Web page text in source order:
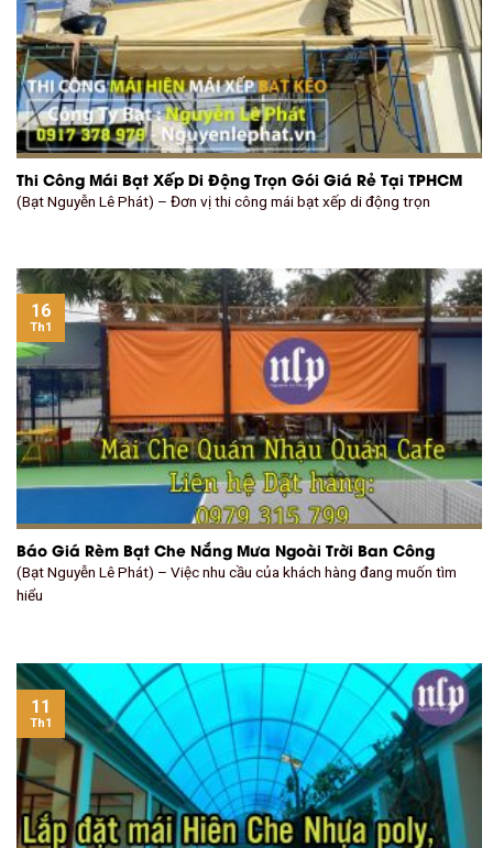
Thi Công Mái Bạt Xếp Di Động Trọn Gói Giá Rẻ Tại TPHCM
(Bạt Nguyễn Lê Phát) – Đơn vị thi công mái bạt xếp di động trọn
Báo Giá Rèm Bạt Che Nắng Mưa Ngoài Trời Ban Công
(Bạt Nguyễn Lê Phát) – Việc nhu cầu của khách hàng đang muốn tìm
hiểu
16
Th1
11
Th1